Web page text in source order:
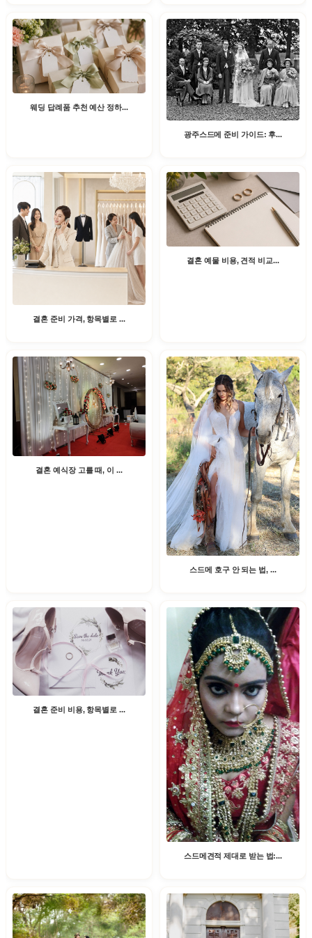
웨딩 답례품 추천 예산 정하...
광주스드메 준비 가이드: 후...
결혼 준비 가격, 항목별로 ...
결혼 예물 비용, 견적 비교...
결혼 예식장 고를 때, 이 ...
스드메 호구 안 되는 법, ...
결혼 준비 비용, 항목별로 ...
스드메견적 제대로 받는 법:...